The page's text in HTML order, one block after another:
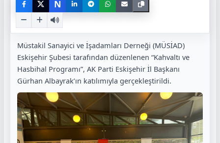
N
Müstakil Sanayici ve İşadamları Derneği (MÜSİAD)
Eskişehir Şubesi tarafından düzenlenen “Kahvaltı ve
Hasbihal Programı”, AK Parti Eskişehir İl Başkanı
Gürhan Albayrak’ın katılımıyla gerçekleştirildi.